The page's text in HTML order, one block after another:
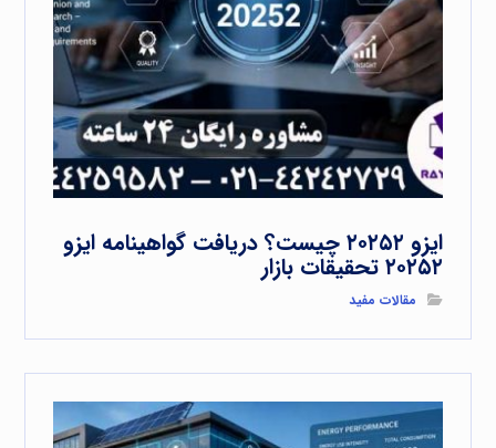
ایزو ۲۰۲۵۲ چیست؟ دریافت گواهینامه ایزو
۲۰۲۵۲ تحقیقات بازار
مقالات مفید